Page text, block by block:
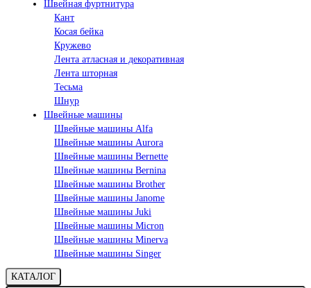
Швейная фуртнитура
Кант
Косая бейка
Кружево
Лента aтласная и декоративная
Лента шторная
Тесьма
Шнур
Швейные машины
Швейные машины Alfa
Швейные машины Aurora
Швейные машины Bernette
Швейные машины Bernina
Швейные машины Brother
Швейные машины Janome
Швейные машины Juki
Швейные машины Micron
Швейные машины Minerva
Швейные машины Singer
КАТАЛОГ